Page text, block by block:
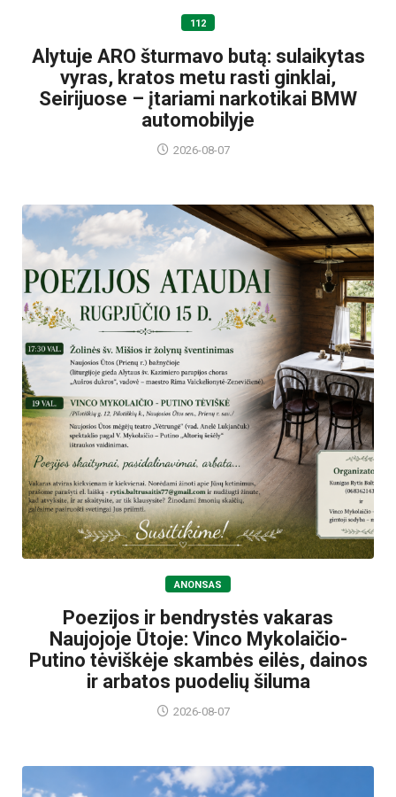
112
Alytuje ARO šturmavo butą: sulaikytas
vyras, kratos metu rasti ginklai,
Seirijuose – įtariami narkotikai BMW
automobilyje
2026-08-07
ANONSAS
Poezijos ir bendrystės vakaras
Naujojoje Ūtoje: Vinco Mykolaičio-
Putino tėviškėje skambės eilės, dainos
ir arbatos puodelių šiluma
2026-08-07